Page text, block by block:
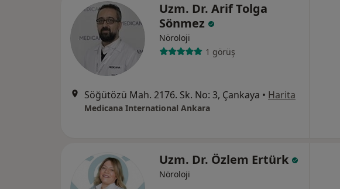
Uzm. Dr. Arif Tolga
Sönmez
Nöroloji
1 görüş
Söğütözü Mah. 2176. Sk. No: 3, Çankaya • Harita
Medicana International Ankara
Uzm. Dr. Özlem Ertürk
Nöroloji